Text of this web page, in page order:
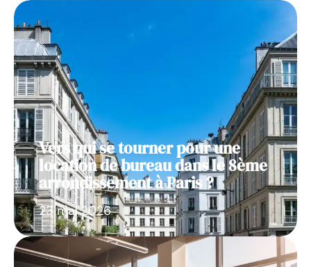
Vers qui se tourner pour une
location de bureau dans le 8ème
arrondissement à Paris ?
23 mai 2026